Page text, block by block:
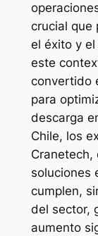
crucial que
el éxito y
este
convertido
para
descarga
Chile, los
Cranetech,
soluciones
cumplen,
del sector,
aumento